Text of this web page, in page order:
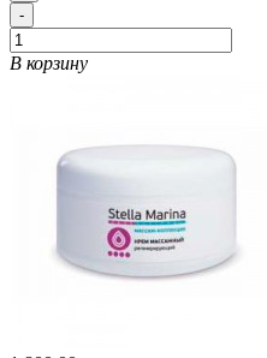
-
В корзину